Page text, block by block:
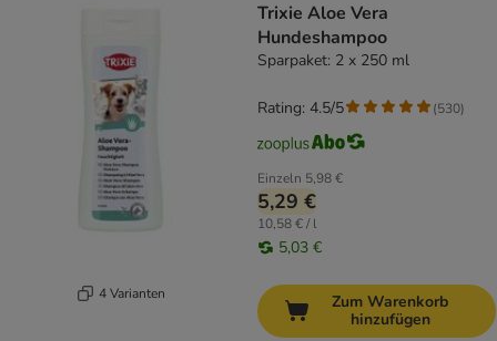
4 Varianten
Trixie Aloe Vera
Hundeshampoo
Sparpaket: 2 x 250 ml
Einzeln 5,98 €
5,29 €
10,58 € / l
5,03 €
Rating: 4.5/5 (530)
Zum Warenkorb
hinzufügen